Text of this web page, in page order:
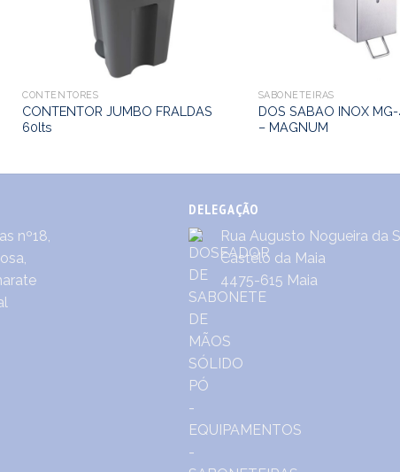
CONTENTORES
CONTENTOR JUMBO FRALDAS
60lts
SABONETEIRAS
DOS SABAO INOX
– MAGNUM
nº18,
DELEGAÇÃO
Rua Augusto Nogueira da
Castêlo da Maia
4475-615 Maia